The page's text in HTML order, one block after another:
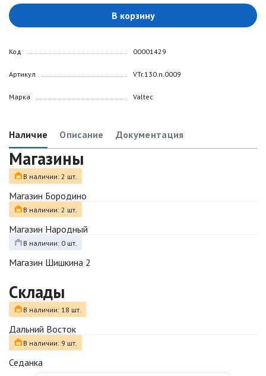
В корзину
Код
Артикул
Марка
00001429
VTr.130.n.0009
Valtec
Наличие Описание Документация
Магазины
В наличии: 2 шт.
Магазин Бородино
В наличии: 2 шт.
Магазин Народный
В наличии: 0 шт.
Магазин Шишкина 2
Склады
В наличии: 18 шт.
Дальний Восток
В наличии: 9 шт.
Седанка